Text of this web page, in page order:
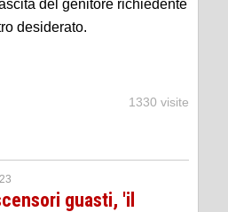
del genitore richiedente
desiderato.
1330 visite
guasti, 'il